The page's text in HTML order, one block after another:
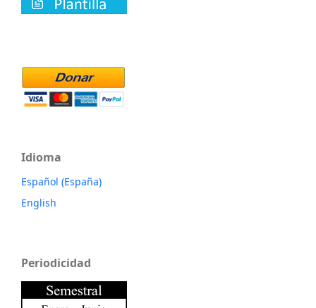
Idioma
Español (España)
English
Periodicidad